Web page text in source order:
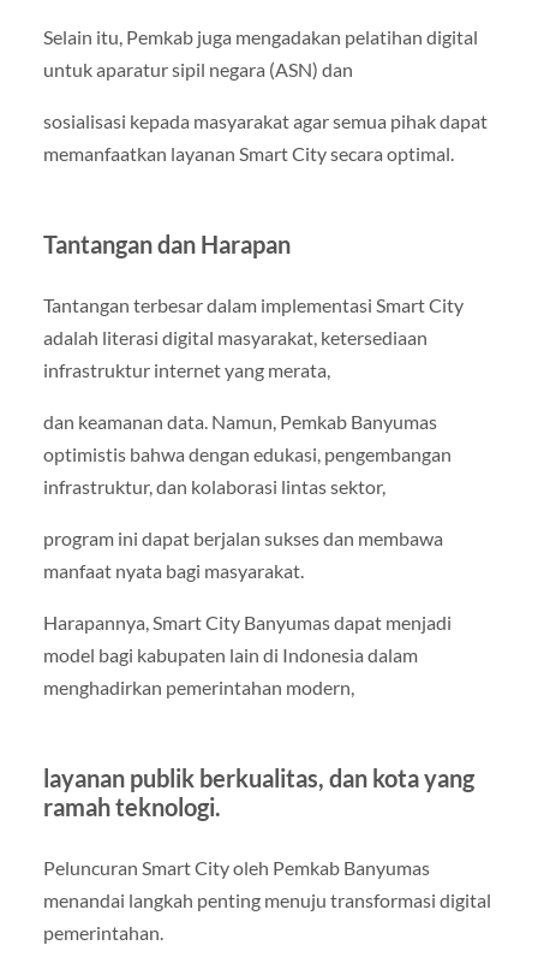
Selain itu, Pemkab juga mengadakan pelatihan digital
untuk aparatur sipil negara (ASN) dan
sosialisasi kepada masyarakat agar semua pihak dapat
memanfaatkan layanan Smart City secara optimal.
Tantangan dan Harapan
Tantangan terbesar dalam implementasi Smart City
adalah literasi digital masyarakat, ketersediaan
infrastruktur internet yang merata,
dan keamanan data. Namun, Pemkab Banyumas
optimistis bahwa dengan edukasi, pengembangan
infrastruktur, dan kolaborasi lintas sektor,
program ini dapat berjalan sukses dan membawa
manfaat nyata bagi masyarakat.
Harapannya, Smart City Banyumas dapat menjadi
model bagi kabupaten lain di Indonesia dalam
menghadirkan pemerintahan modern,
layanan publik berkualitas, dan kota yang
ramah teknologi.
Peluncuran Smart City oleh Pemkab Banyumas
menandai langkah penting menuju transformasi digital
pemerintahan.